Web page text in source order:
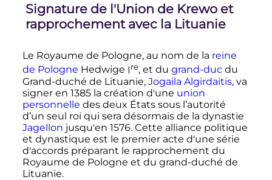
Signature de l'Union de Krewo et
rapprochement avec la Lituanie
Le Royaume de Pologne, au nom de la reine
de Pologne Hedwige Ire, et du grand-ducdu
Grand-duché de Lituanie, Jogaila Algirdaitis, va
signer en 1385 la création d'une union
personnelle des deux États sous l’autorité
d’un seul roi qui sera désormais de la dynastie
Jagellon jusqu'en 1576. Cette alliance politique
et dynastique est le premier acte d'une série
d'accords préparant le rapprochement du
Royaume de Pologne et du grand-duché de
Lituanie.